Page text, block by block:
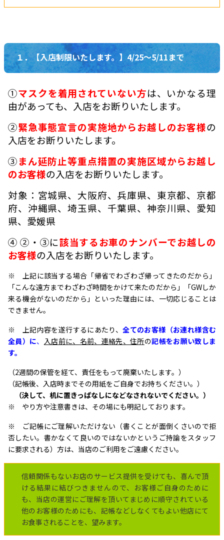
１．【入店制限いたします。】4/25～5/11まで
①マスクを着用されていない方は、いかなる理
由があっても、入店をお断りいたします。
②緊急事態宣言の実施地からお越しのお客様の
入店をお断りいたします。
③まん延防止等重点措置の実施区域からお越し
のお客様の入店をお断りいたします。
対象：宮城県、大阪府、兵庫県、東京都、京都
府、沖縄県、埼玉県、千葉県、神奈川県、愛知
県、愛媛県
④ ②・③に該当するお車のナンバーでお越しの
お客様の入店をお断りいたします。
※ 上記に該当する場合「帰省でわざわざ帰ってきたのだから」
「こんな遠方までわざわざ時間をかけて来たのだから」「GWしか
来る機会がないのだから」といった理由には、一切応じることは
できません。
※ 上記内容を遂行するにあたり、全てのお客様（お連れ様含む
全員）に、 入店前に、名前、連絡先、住所の記帳をお願い致しま
す。
（2週間の保管を経て、責任をもって廃棄いたします。）
（記帳後、入店時までその用紙をご自身でお持ちください。）
（決して、机に置きっぱなしになどなされないでください。）
※ やり方や注意書きは、その場にも明記しております。
※ ご記帳にご理解いただけない（書くことが面倒くさいので拒
否したい。書かなくて良いのではないかというご持論をスタッフ
に要求される）方は、当店のご利用をご遠慮ください。
信頼関係もないお店のサービス提供を受けても、喜んで頂
ける結果に結びつきませんので、お客様ご自身のために
も、当店の運営にご理解を頂いてまじめに順守されている
他のお客様のためにも、記帳などしなくてもよい他店にて
お食事されることを、望みます。